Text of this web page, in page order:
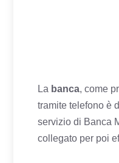
La banca, come
tramite telefono è
servizio di Banca
collegato per poi